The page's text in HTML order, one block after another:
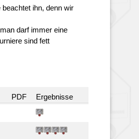
ihn, denn wir
darf immer eine
sind fett
PDF Ergebnisse